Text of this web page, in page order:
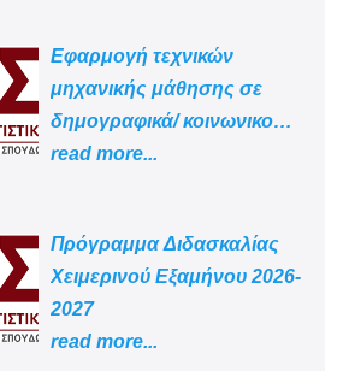
Εφαρμογή τεχνικών
μηχανικής μάθησης σε
δημογραφικά/ κοινωνικο
-οικονομικά δεδομένα
read more...
Πρόγραμμα Διδασκαλίας
Χειμερινού Εξαμήνου 2026-
2027
read more...